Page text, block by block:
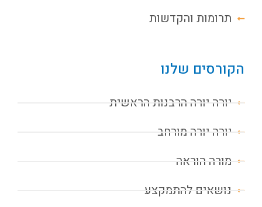
תרומות והקדשות
הקורסים שלנו
יורה יורה הרבנות הראשית
יורה יורה מורחב
מורה הוראה
נושאים להתמקצע